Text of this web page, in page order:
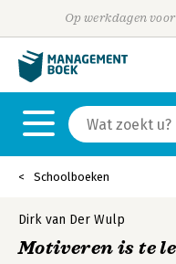
Op werkdagen
Schoolboeken
Dirk van Der Wulp
Motiveren is te